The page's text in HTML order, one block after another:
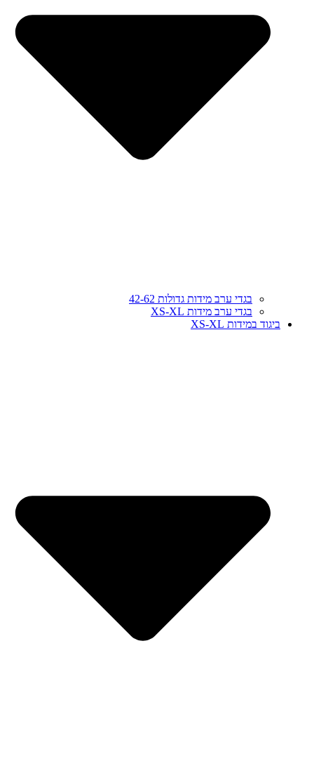
בגדי ערב מידות גדולות 42-62
בגדי ערב מידות XS-XL
ביגוד במידות XS-XL